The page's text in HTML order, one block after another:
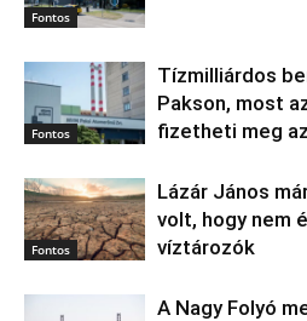
Fontos
Fontos
Tízmilliárdos
Pakson, most
fizetheti meg
Fontos
Lázár János
volt, hogy nem
víztározók
A Nagy Folyó